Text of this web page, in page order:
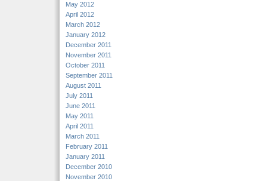
May 2012
April 2012
March 2012
January 2012
December 2011
November 2011
October 2011
September 2011
August 2011
July 2011
June 2011
May 2011
April 2011
March 2011
February 2011
January 2011
December 2010
November 2010